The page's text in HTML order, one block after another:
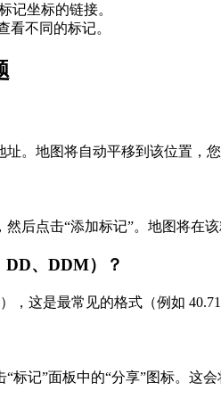
记坐标的链接。
看不同的标记。
。地图将自动平移到该位置，
后点击“添加标记”。地图将在该
、DDM）？
，这是最常见的格式（例如
标记”面板中的“分享”图标。这